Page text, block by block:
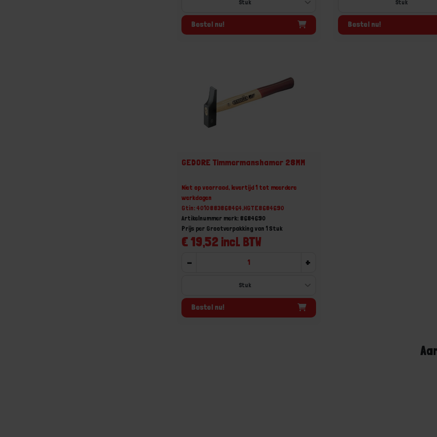
Bestel nu! Bestel nu!
GEDORE Timmermanshamer 28MM
Niet op voorraad, levertijd 1 tot meerdere
werkdagen
Gtin: 4010883868464,HGTE8684690
Artikelnummer merk: 8684690
€ 19,52 incl. BTW
Prijs per Grootverpakking van 1 Stuk
- +
Bestel nu!